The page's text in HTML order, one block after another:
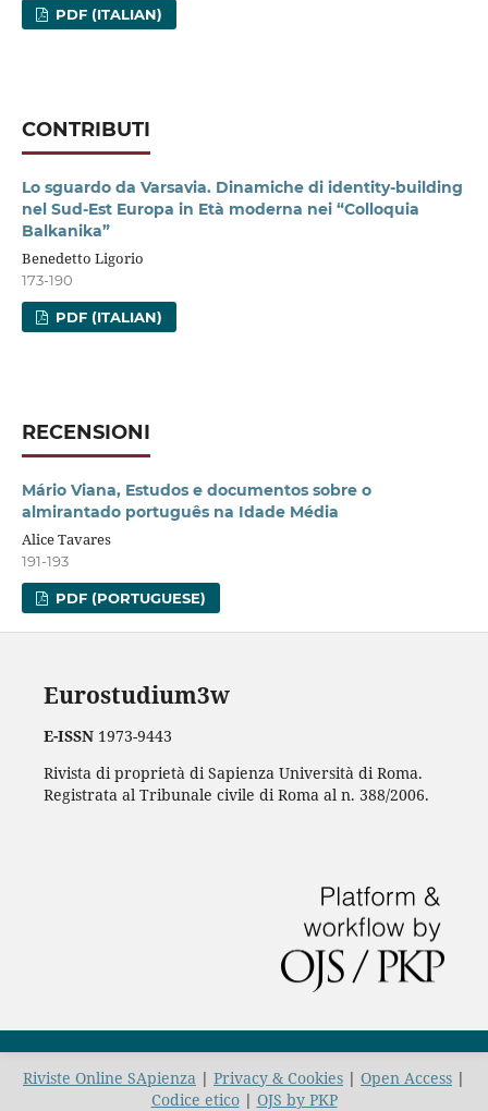
PDF (ITALIAN)
CONTRIBUTI
Lo sguardo da Varsavia. Dinamiche di identity-building
nel Sud-Est Europa in Età moderna nei “Colloquia
Balkanika”
Benedetto Ligorio
173-190
PDF (ITALIAN)
RECENSIONI
Mário Viana, Estudos e documentos sobre o
almirantado português na Idade Média
Alice Tavares
191-193
PDF (PORTUGUESE)
Eurostudium3w
E-ISSN1973-9443
Rivista di proprietà di Sapienza Università di Roma.
Registrata al Tribunale civile di Roma al n. 388/2006.
Riviste Online SApienza | Privacy & Cookies | Open Access |
Codice etico| OJS by PKP